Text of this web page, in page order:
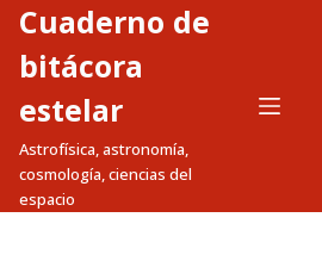
Cuaderno de
bitácora
estelar
Astrofísica, astronomía,
cosmología, ciencias del
espacio